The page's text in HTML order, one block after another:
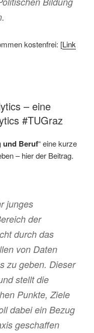
kostenfrei: [Link
– eine
#TUGraz
und Beruf“ eine kurze
– hier der Beitrag.
junges
der
durch das
von Daten
zu geben. Dieser
stellt die
Punkte, Ziele
dabei ein Bezug
geschaffen